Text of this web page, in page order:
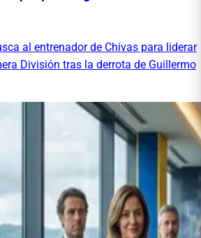
al entrenador de Chivas para liderar
División tras la derrota de Guillermo